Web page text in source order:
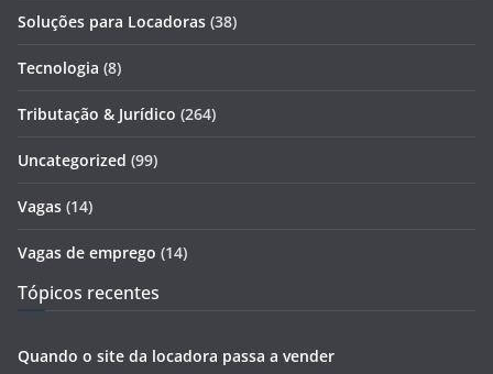
Soluções para Locadoras (38)
Tecnologia (8)
Tributação & Jurídico (264)
Uncategorized (99)
Vagas (14)
Vagas de emprego (14)
Tópicos recentes
Quando o site da locadora passa a vender